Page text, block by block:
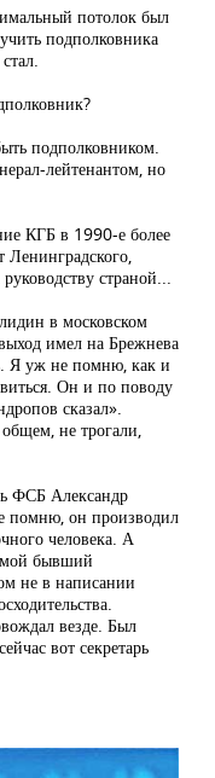
потолок был
подполковника
подполковником.
лейтенантом, но
КГБ в 1990-е более
Ленинградского,
страной...
в московском
имел на Брежнева
Я уж не помню, как и
Он и по поводу
сказал».
не трогали,
ФСБ Александр
помню, он производил
человека. А
бывший
не в написании
везде. Был
вот секретарь